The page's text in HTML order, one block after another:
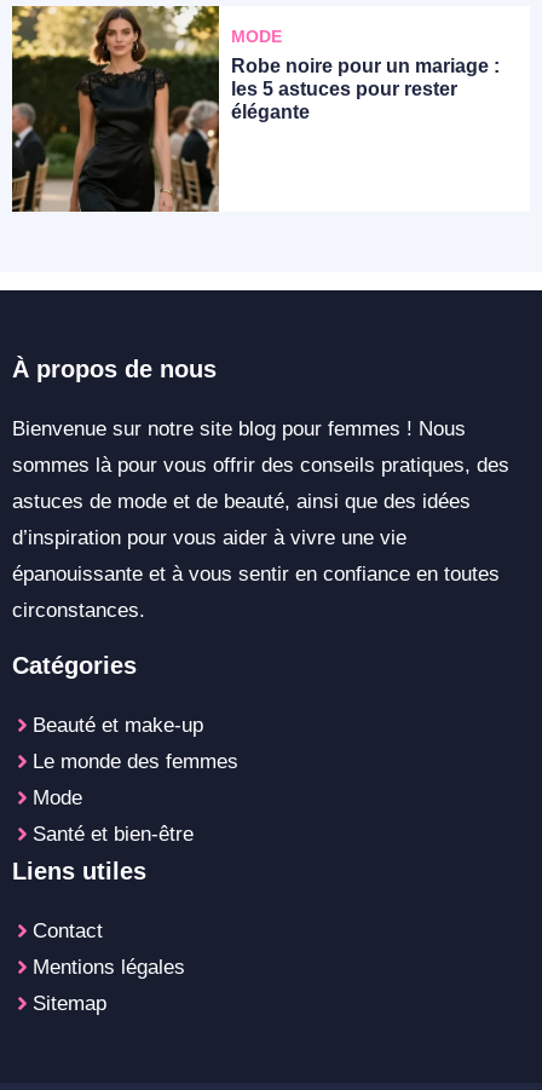
MODE
Robe noire pour un mariage :
les 5 astuces pour rester
élégante
À propos de nous
Bienvenue sur notre site blog pour femmes ! Nous
sommes là pour vous offrir des conseils pratiques, des
astuces de mode et de beauté, ainsi que des idées
d’inspiration pour vous aider à vivre une vie
épanouissante et à vous sentir en confiance en toutes
circonstances.
Catégories
Beauté et make-up
Le monde des femmes
Mode
Santé et bien-être
Liens utiles
Contact
Mentions légales
Sitemap